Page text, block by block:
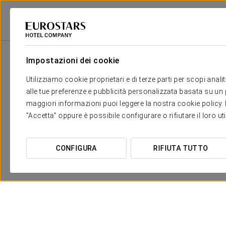
Impostazioni dei cookie
Utilizziamo cookie proprietari e di terze parti per scopi
alle tue preferenze e pubblicità personalizzata basata su
maggiori informazioni puoi leggere la nostra cookie
"Accetta" oppure è possibile configurare o rifiutare il loro
CONFIGURA RIFIUTA TUTTO
Eurostars Hotel Company